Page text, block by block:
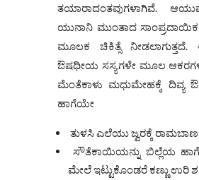
ತಯಾರಾದಂತವುಗಳಾಗಿವೆ.
ಯುನಾನಿ ಮುಂತಾದ ಸಾಂಪ್ರದಾಯಿಕ
ಮೂಲಕ ಚಿಕಿತ್ಸೆ
ಔಷಧೀಯ ಸಸ್ಯಗಳೇ ಮೂಲ
ಮೆಂತೆಕಾಳು ಮಧುಮೇಹಕ್ಕೆ ದಿವ್ಯ
ಹಾಗೆಯೇ
ತುಳಸಿ ಎಲೆಯು ಜ್ವರಕ್ಕೆ
ಸೌತೆಕಾಯಿಯನ್ನು ಬಿಲ್ಲೆಯ ಹಾಗೆ
ಮೇಲೆ ಇಟ್ಟುಕೊಂಡರೆ ಕಣ್ಣು ಉರಿ